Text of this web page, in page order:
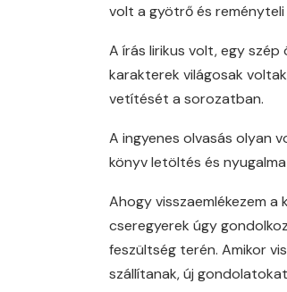
volt a gyötrő és reményteli
A írás lirikus volt, egy
karakterek világosak
vetítését a sorozatban.
A ingyenes olvasás olyan
könyv letöltés és
Ahogy visszaemlékezem
cseregyerek úgy
feszültség terén. Amikor
szállítanak, új